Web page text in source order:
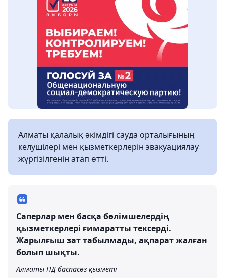
Алматы қалалық әкімдігі сауда орталығының
келушілері мен қызметкерлерін эвакуациялау
жүргізілгенін атап өтті.
Саперлар мен басқа бөлімшелердің
қызметкерлері ғимаратты тексерді.
Жарылғыш зат табылмады, ақпарат жалған
болып шықты.
Алматы ПД баспасөз қызметі